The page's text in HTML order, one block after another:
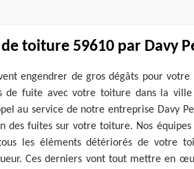
toiture 59610 par Davy
engendrer de gros dégâts pour votre
de fuite avec votre toiture dans la ville
au service de notre entreprise Davy
des fuites sur votre toiture. Nos
les éléments détériorés de votre
Ces derniers vont tout mettre en